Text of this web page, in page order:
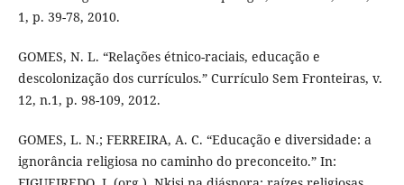
1, p. 39-78, 2010.
GOMES, N. L. “Relações étnico-raciais, educação e
descolonização dos currículos.” Currículo Sem Fronteiras, v.
12, n.1, p. 98-109, 2012.
GOMES, L. N.; FERREIRA, A. C. “Educação e diversidade: a
ignorância religiosa no caminho do preconceito.” In: